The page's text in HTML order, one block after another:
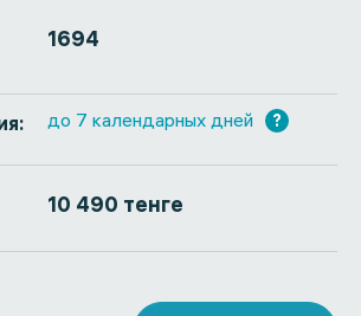
1694
до 7 календарных дней ?
10 490 тенге